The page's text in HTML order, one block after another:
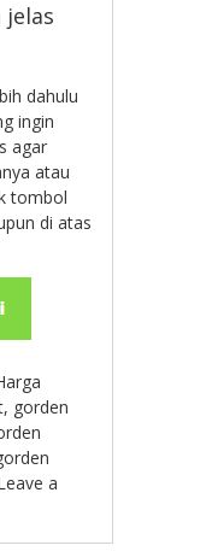
dahulu
ingin
agar
atau
tombol
di atas
, gorden
a